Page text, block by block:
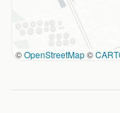
©OpenStreetMap©